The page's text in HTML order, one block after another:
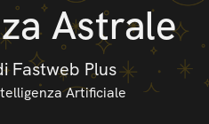
Astrale
Fastweb Plus
Artificiale